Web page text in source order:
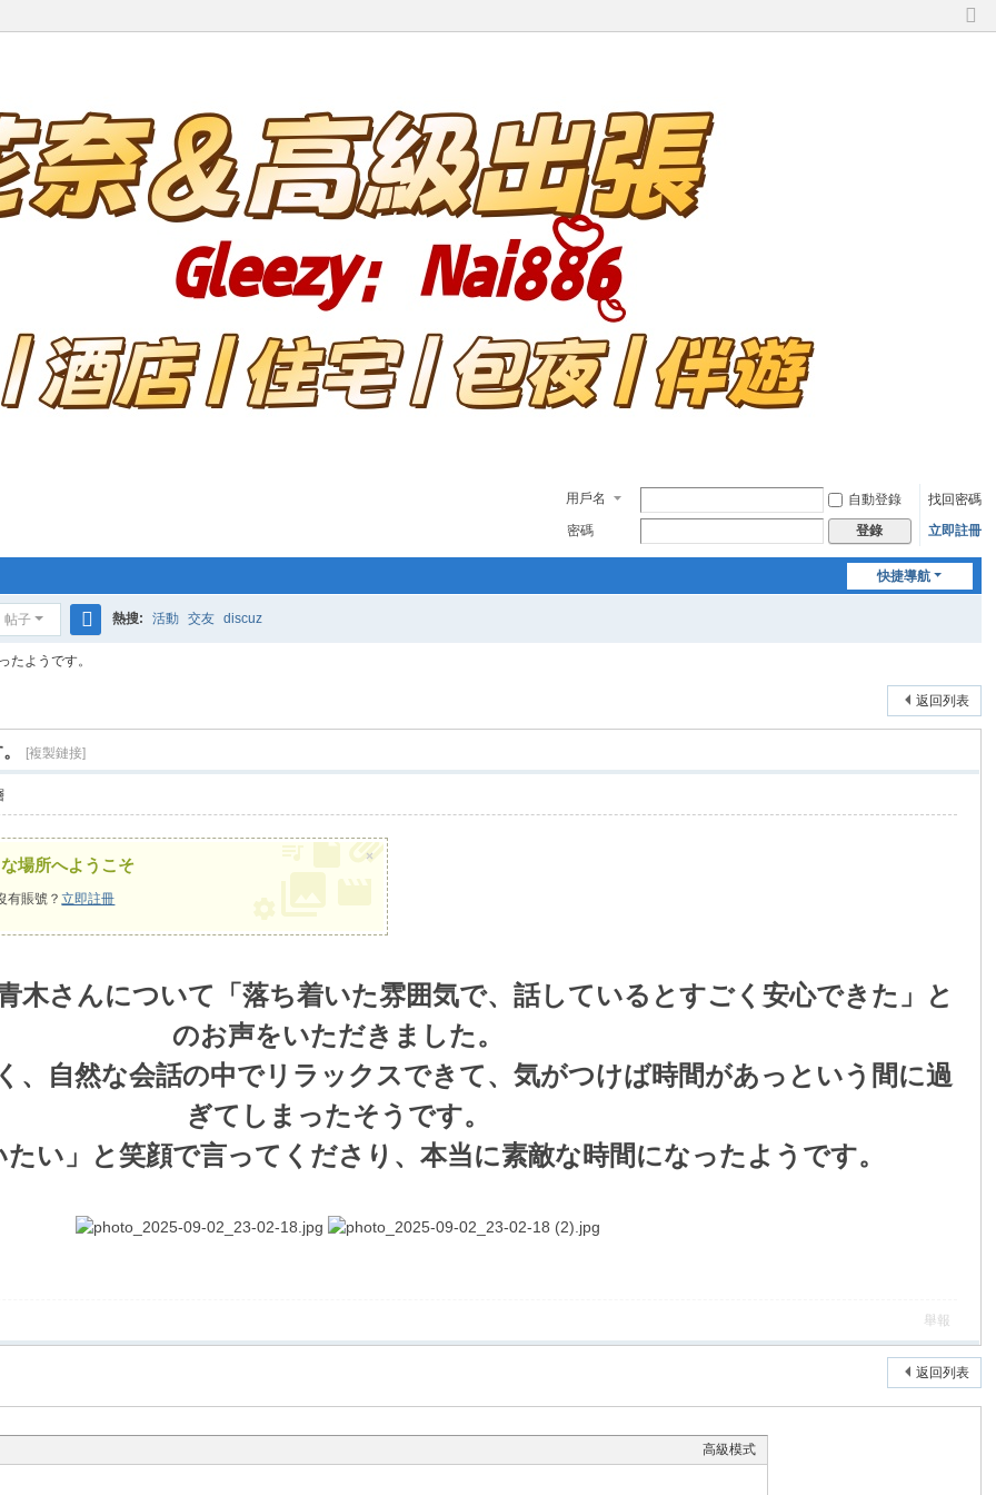
切
用戶名 自動登錄
找回密碼
密碼
登錄 立即註冊
快捷導航
帖子 熱搜: 活動 交友 discuz
たようです。
返回列表
[複製鏈接]
場所へようこそ
有賬號？立即註冊
×
木さんについて「落ち着いた雰囲気で、話しているとすごく安心できた」と
のお声をいただきました。
、自然な会話の中でリラックスできて、気がつけば時間があっという間に過
ぎてしまったそうです。
い」と笑顔で言ってくださり、本当に素敵な時間になったようです。
舉報
返回列表
高級模式